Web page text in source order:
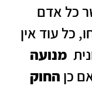
כל אדם
כל עוד אין
מנועה
כן החוק